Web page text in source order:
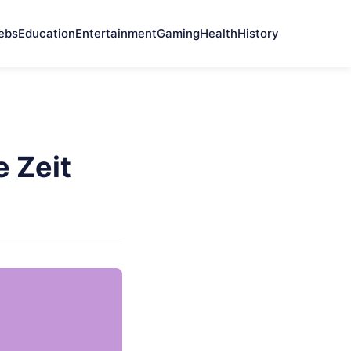
EducationEntertainmentGamingHealthHistory
Zeit